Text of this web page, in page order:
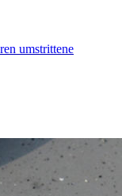
umstrittene